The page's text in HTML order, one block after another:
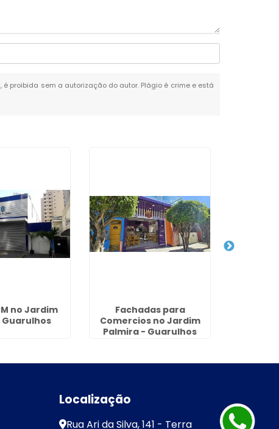
proibida sem a autorização do autor. Plágio é crime e está
no Jardim
Fachadas para
Comercios no Jardim
Palmira - Guarulhos
Localização
Rua Ari da Silva, 141 - Terra